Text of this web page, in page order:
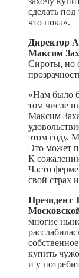
сделать
что пока».
Директор
Максим
Сироты, но
«Нам было
том числе
Максим
этом году.
Это может
К
Часто
свой страх
Президент
многие
купить
и у